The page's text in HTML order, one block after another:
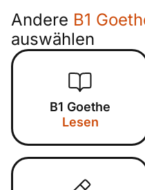
Andere B1
auswählen
B1 Goethe
Lesen